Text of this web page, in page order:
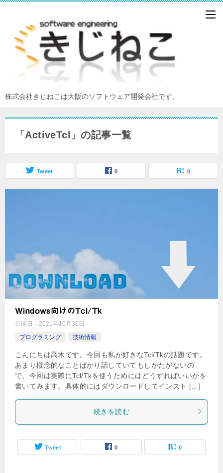
株式会社きじねこは大阪のソフトウェア開発会社です。
「ActiveTcl」の記事一覧
Tweet 0 0
Windows向けのTcl/Tk
公開日： 2021年10月30日
プログラミング
技術情報
こんにちは高木です。今回も私が好きなTcl/Tkの話題です。
あまり概念的なことばかり話していてもしかたがないの
で、今回は実際にTcl/Tkを使うためにはどうすればいいかを
書いてみます。具体的にはダウンロードしてインスト […]
続きを読む
Tweet 0 0